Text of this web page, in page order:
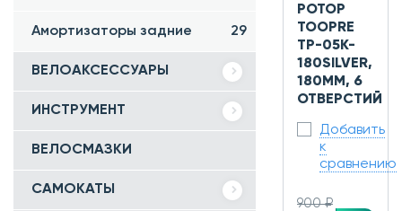
Амортизаторы задние 29
ВЕЛОАКСЕССУАРЫ
ИНСТРУМЕНТ
ВЕЛОСМАЗКИ
САМОКАТЫ
РОТОР
TOOPRE
TP-05K-
180SILVER,
180ММ, 6
ОТВЕРСТИЙ
Добавить
к
сравнению
900 ₽